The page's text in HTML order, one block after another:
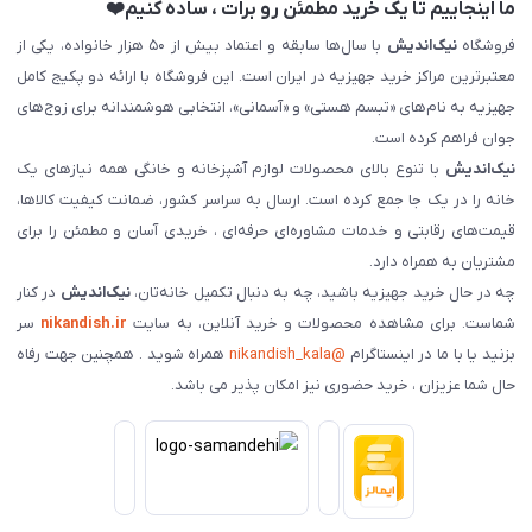
ما اینجاییم تا یک خرید مطمئن رو برات ، ساده کنیم❤️
فروشگاهنیک‌اندیش
با سال‌ها سابقه و اعتماد بیش از ۵۰ هزار خانواده، یکی از
معتبرترین مراکز خرید جهیزیه در ایران است. این فروشگاه با ارائه دو پکیج کامل
جهیزیه به نام‌های «تبسم هستی» و «آسمانی»، انتخابی هوشمندانه برای زوج‌های
جوان فراهم کرده است.
نیک‌اندیش با تنوع بالای محصولات لوازم آشپزخانه و خانگی همه نیازهای یک
خانه را در یک جا جمع کرده است. ارسال به سراسر کشور، ضمانت کیفیت کالاها،
قیمت‌های رقابتی و خدمات مشاوره‌ای حرفه‌ای ، خریدی آسان و مطمئن را برای
مشتریان به همراه دارد.
چه در حال خرید جهیزیه باشید، چه به دنبال تکمیل خانه‌تان،نیک‌اندیش در کنار
شماست. برای مشاهده محصولات و خرید آنلاین، به سایت nikandish.ir سر
بزنید یا با ما در اینستاگرام @nikandish_kala
همراه شوید . همچنین جهت رفاه
حال شما عزیزان ، خرید حضوری نیز امکان پذیر می باشد.